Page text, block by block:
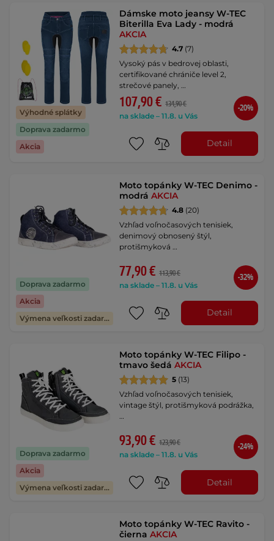
Výhodné splátky
Doprava zadarmo
Akcia
Dámske moto jeansy W-TEC
Biterilla Eva Lady - modrá
AKCIA
4.7 (7)
Vysoký pás v bedrovej oblasti,
certifikované chrániče level 2,
strečové panely, …
107,90 € 134,90 €
na sklade – 11.8. u Vás
-20%
Detail
Doprava zadarmo
Akcia
Výmena veľkosti zadarmo
Moto topánky W-TEC Denimo -
modráAKCIA
4.8 (20)
Vzhľad voľnočasových tenisiek,
denimový obnosený štýl,
protišmyková …
77,90 € 113,90 €
na sklade – 11.8. u Vás
-32%
Detail
Doprava zadarmo
Akcia
Výmena veľkosti zadarmo
Moto topánky W-TEC Filipo -
tmavo šedáAKCIA
5 (13)
Vzhľad voľnočasových tenisiek,
vintage štýl, protišmyková podrážka,
93,90 € 123,90 €
na sklade – 11.8. u Vás
-24%
Detail
Moto topánky W-TEC Ravito -
čiernaAKCIA